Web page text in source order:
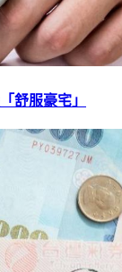
舒服豪宅」